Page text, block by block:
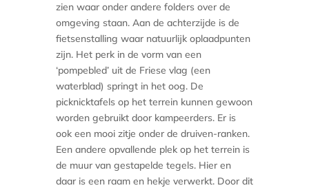
zien waar onder andere folders over de
omgeving staan. Aan de achterzijde is de
fietsenstalling waar natuurlijk oplaadpunten
zijn. Het perk in de vorm van een
‘pompebled’ uit de Friese vlag (een
waterblad) springt in het oog. De
picknicktafels op het terrein kunnen gewoon
worden gebruikt door kampeerders. Er is
ook een mooi zitje onder de druiven-ranken.
Een andere opvallende plek op het terrein is
de muur van gestapelde tegels. Hier en
daar is een raam en hekje verwerkt. Door dit